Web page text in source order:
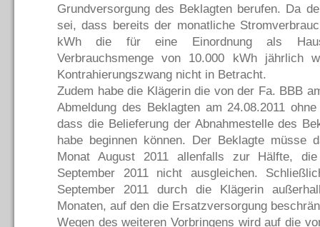
Grundversorgung des Beklagten berufen. Da
sei, dass bereits der monatliche
kWh die für eine Einordnung als
Verbrauchsmenge von 10.000 kWh jährlich
Kontrahierungszwang nicht in Betracht.
Zudem habe die Klägerin die von der Fa. BBB
Abmeldung des Beklagten am 24.08.2011
dass die Belieferung der Abnahmestelle des
habe beginnen können. Der Beklagte müsse
Monat August 2011 allenfalls zur Hälfte,
September 2011 nicht ausgleichen.
September 2011 durch die Klägerin
Monaten, auf den die Ersatzversorgung
Wegen des weiteren Vorbringens wird auf die